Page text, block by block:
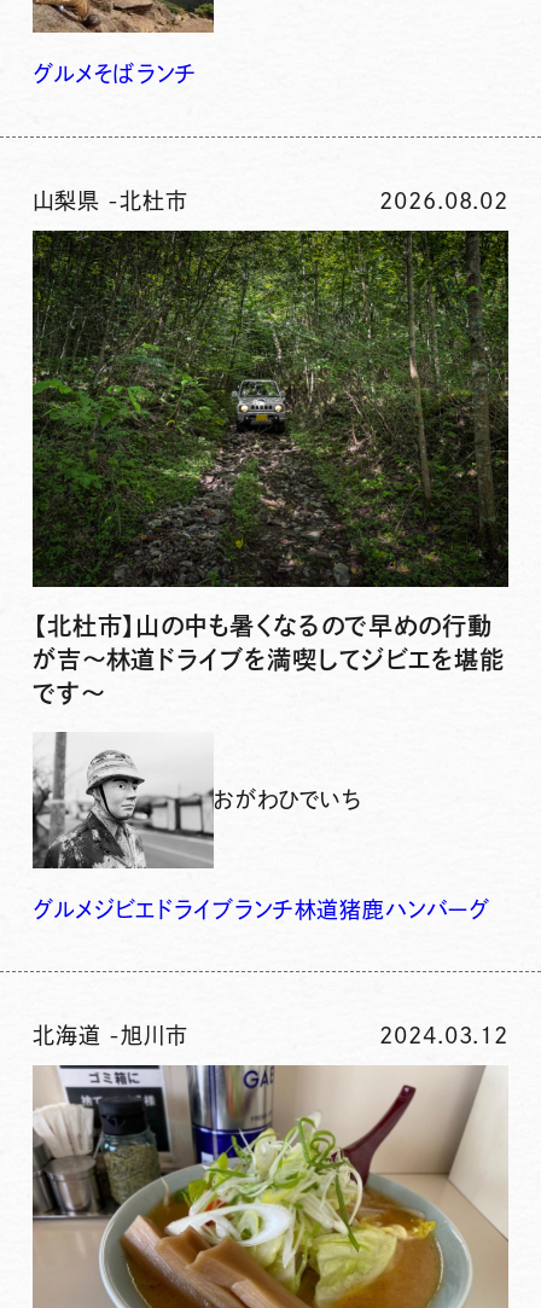
グルメそばランチ
山梨県 -北杜市 2026.08.02
【北杜市】山の中も暑くなるので早めの行動
が吉〜林道ドライブを満喫してジビエを堪能
です〜
おがわひでいち
グルメ ジビエ ドライブランチ林道猪鹿ハンバーグ
北海道 -旭川市 2024.03.12